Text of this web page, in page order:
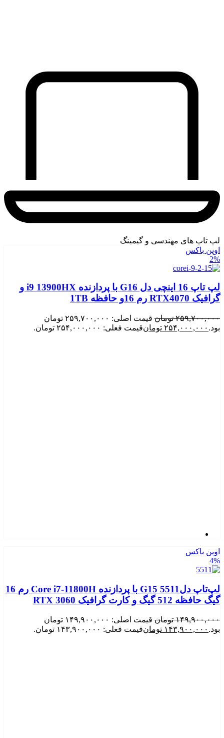
لپ تاپ های مهندسی و گیمینگ
اوپن باکس
2%
لپ تاپ 16 اینچی دل G16 با پردازنده i9 13900HX و
گرافیک RTX4070 رم 16و حافظه 1TB
۲۵۹,۷۰۰,۰۰۰ تومان
قیمت اصلی: ۲۵۹,۷۰۰,۰۰۰ تومان
بود. ۲۵۴,۰۰۰,۰۰۰ تومانقیمت فعلی: ۲۵۴,۰۰۰,۰۰۰ تومان.
اوپن باکس
4%
لپ‌تاپ دلG15 5511 با پردازنده Core i7‑11800H رم 16
گیگ حافظه 512 گیگ و کارت گرافیک RTX 3060
۱۴۹,۹۰۰,۰۰۰ تومان
قیمت اصلی: ۱۴۹,۹۰۰,۰۰۰ تومان
بود. ۱۴۳,۹۰۰,۰۰۰ تومانقیمت فعلی: ۱۴۳,۹۰۰,۰۰۰ تومان.